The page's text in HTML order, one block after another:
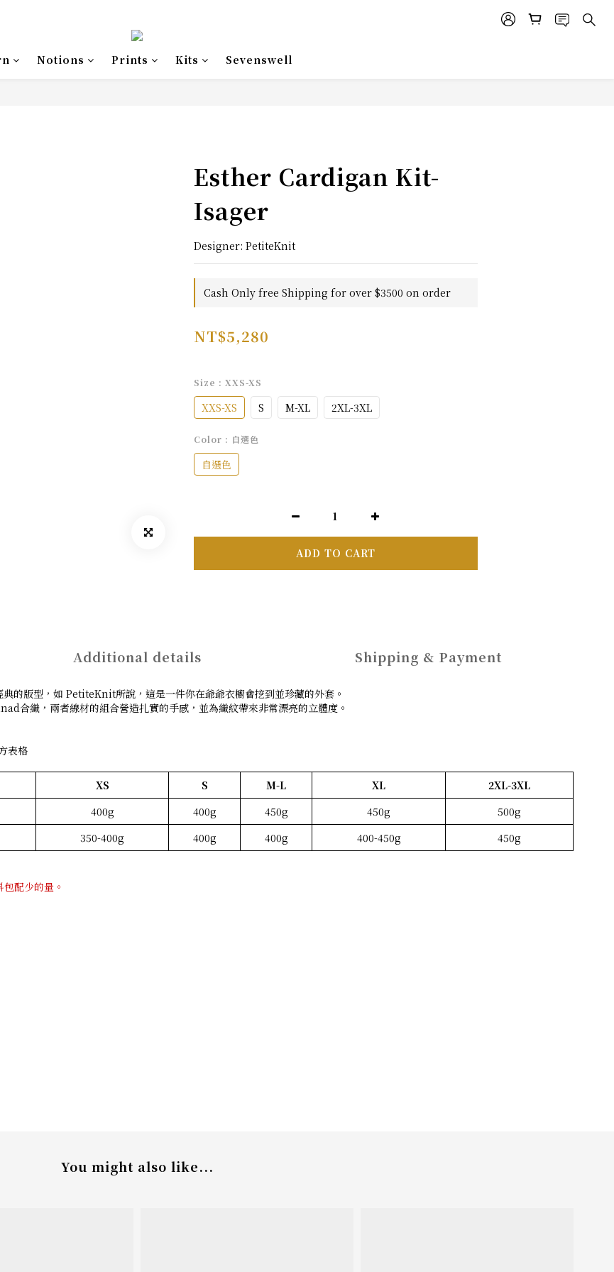
Notions Prints Kits Sevenswell
Esther Cardigan Kit-
Isager
Designer: PetiteKnit
Cash Only free Shipping for over $3500 on order
NT$5,280
Size : XXS-XS
XXS-XS S M-XL 2XL-3XL
Color : 自選色
自選色
ADD TO CART
Additional details Shipping & Payment
的版型，如 PetiteKnit所說，這是一件你在爺爺衣櫥會挖到並珍藏的外套。
織，兩者線材的組合營造扎實的手感，並為織紋帶來非常漂亮的立體度。
表格
XS S M-L XL
2XL-3XL
400g 400g 450g 450g
500g
350-400g 400g 400g 400-450g 450g
配少的量。
You might also like...